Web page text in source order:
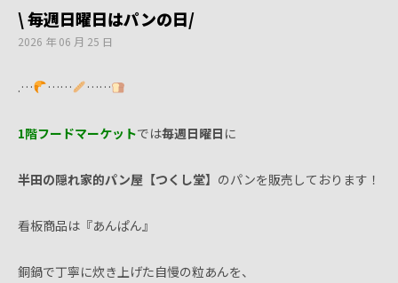
\ 毎週日曜日はパンの日/
2026 年 06 月 25 日
.… …… ……
1階フードマーケットでは毎週日曜日 に
半田の隠れ家的パン屋【つくし堂】 のパンを販売しております！
看板商品は『あんぱん』
銅鍋で丁寧に炊き上げた自慢の粒あんを、